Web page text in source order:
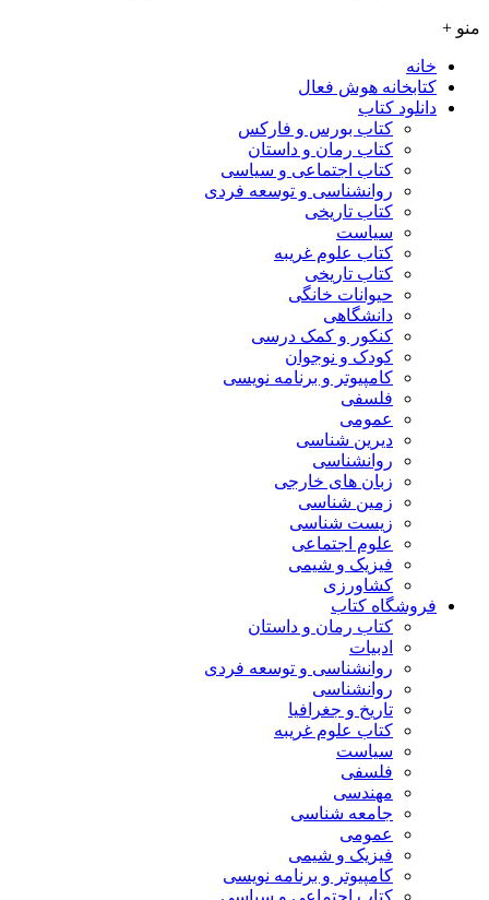
منو +
خانه
کتابخانه هوش فعال
دانلود کتاب
کتاب بورس و فارکس
کتاب رمان و داستان
کتاب اجتماعی و سیاسی
روانشناسی و توسعه فردی
کتاب تاریخی
سیاست
کتاب علوم غریبه
کتاب تاریخی
حیوانات خانگی
دانشگاهی
کنکور و کمک‌ درسی
کودک و نوجوان
کامپیوتر و برنامه نویسی
فلسفی
عمومی
دیرین شناسی
روانشناسی
زبان های خارجی
زمین شناسی
زیست شناسی
علوم اجتماعی
فیزیک و شیمی
کشاورزی
فروشگاه کتاب
کتاب رمان و داستان
ادبیات
روانشناسی و توسعه فردی
روانشناسی
تاریخ و جغرافیا
کتاب علوم غریبه
سیاست
فلسفی
مهندسی
جامعه شناسی
عمومی
فیزیک و شیمی
کامپیوتر و برنامه نویسی
کتاب اجتماعی و سیاسی